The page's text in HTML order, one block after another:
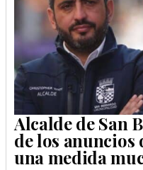
Alcalde de San
de los anuncios
una medida